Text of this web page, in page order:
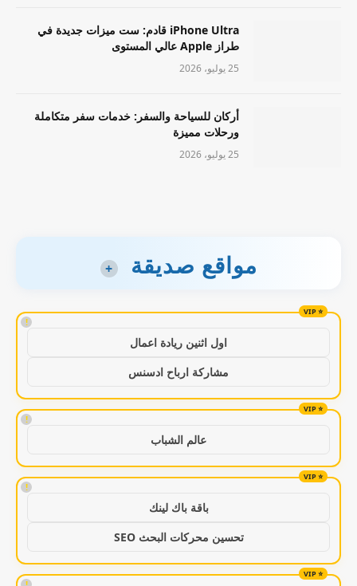
iPhone Ultra قادم: ست ميزات جديدة في
طراز Apple عالي المستوى
25 يوليو، 2026
أركان للسياحة والسفر: خدمات سفر متكاملة
ورحلات مميزة
25 يوليو، 2026
مواقع صديقة +
!
اول اثنين ريادة اعمال
مشاركة ارباح ادسنس
!
عالم الشباب
!
باقة باك لينك
تحسين محركات البحث SEO